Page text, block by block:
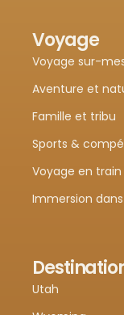
Voyage
Voyage sur-
Aventure et
Famille et tribu
Sports &
Voyage en train
Immersion
Utah